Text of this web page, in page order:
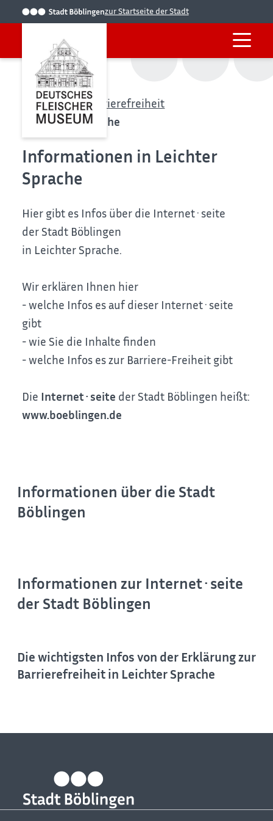
zur Startseite der Stadt
Startseite
Barrierefreiheit
Leichte Sprache
Informationen in Leichter
Sprache
Hier gibt es Infos über die Internet·seite
der Stadt Böblingen
in Leichter Sprache.
Wir erklären Ihnen hier
- welche Infos es auf dieser Internet·seite
gibt
- wie Sie die Inhalte finden
- welche Infos es zur Barriere-Freiheit gibt
Die Internet· seite der Stadt Böblingen heißt:
www.boeblingen.de
Informationen über die Stadt
Böblingen
Informationen zur Internet·seite
der Stadt Böblingen
Die wichtigsten Infos von der Erklärung zur
Barrierefreiheit in Leichter Sprache